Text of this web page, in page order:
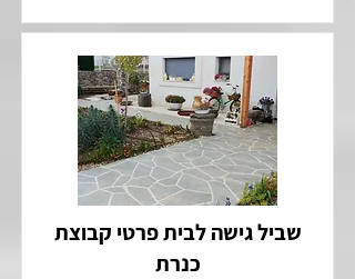
שביל גישה לבית פרטי קבוצת
כנרת